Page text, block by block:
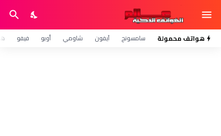
هواتف محمولة سامسونج آيفون شاومي أوبو فيفو